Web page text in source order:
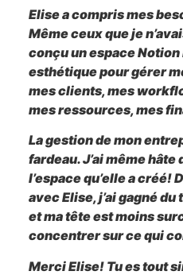
Elise a compris mes
Même ceux que je
conçu un espace
esthétique pour gérer
mes clients, mes
mes ressources, mes
La gestion de mon
fardeau. J’ai même
l’espace qu’elle a créé!
avec Elise, j’ai gagné
et ma tête est moins
concentrer sur ce qui
Merci Elise! Tu es tout